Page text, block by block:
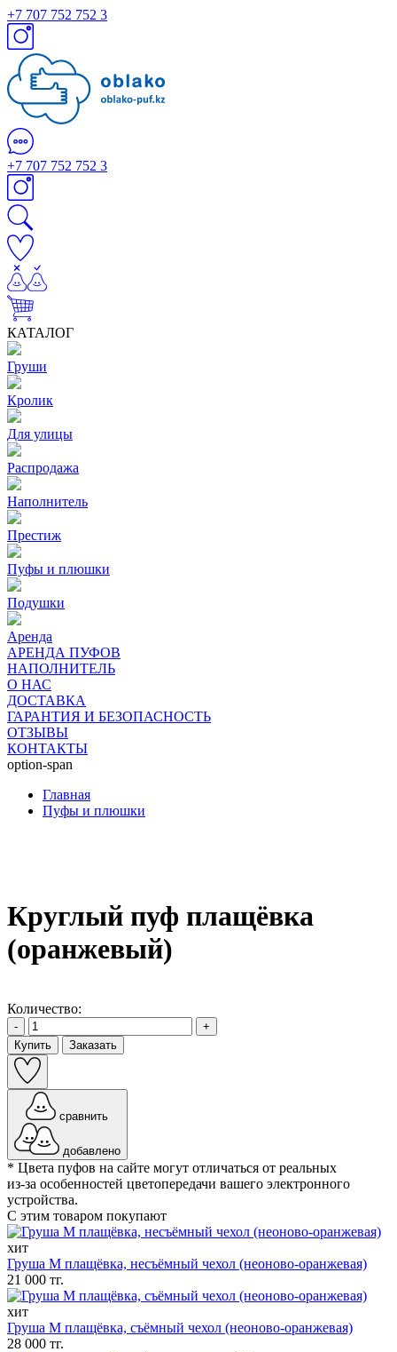
+7 707 752 752 3
+7 707 752 752 3
КАТАЛОГ
Груши
Кролик
Для улицы
Распродажа
Наполнитель
Престиж
Пуфы и плюшки
Подушки
Аренда
АРЕНДА ПУФОВ
НАПОЛНИТЕЛЬ
О НАС
ДОСТАВКА
ГАРАНТИЯ И БЕЗОПАСНОСТЬ
ОТЗЫВЫ
КОНТАКТЫ
option-span
Главная
Пуфы и плюшки
Круглый пуф плащёвка
(оранжевый)
Количество:
-
+
Купить
Заказать
сравнить
добавлено
* Цвета пуфов на сайте могут отличаться от реальных
из-за особенностей цветопередачи вашего электронного
устройства.
С этим товаром покупают
хит
Груша M плащёвка, несъёмный чехол (неоново-оранжевая)
21 000 тг.
хит
Груша M плащёвка, съёмный чехол (неоново-оранжевая)
28 000 тг.